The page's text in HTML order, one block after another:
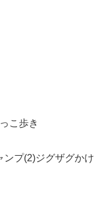
こ歩き
プ(2)ジグザグかけ